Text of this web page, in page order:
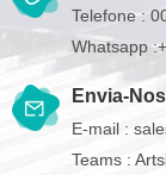
Telefone :
Whatsapp :
Envia-
E-mail :
Teams :